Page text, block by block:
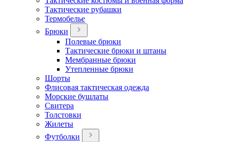
Тактические рубашки
Термобелье
Брюки
Полевые брюки
Тактические брюки и штаны
Мембранные брюки
Утепленные брюки
Шорты
Флисовая тактическая одежда
Морские бушлаты
Свитера
Толстовки
Жилеты
Футболки